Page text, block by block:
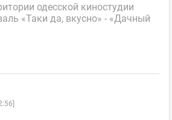
одесской киностудии
«Таки да, вкусно» - «Дачный